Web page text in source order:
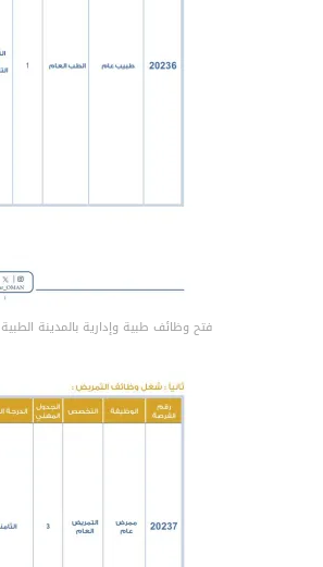
‏فتح وظائف طبية وإدارية بالمدينة الطبية